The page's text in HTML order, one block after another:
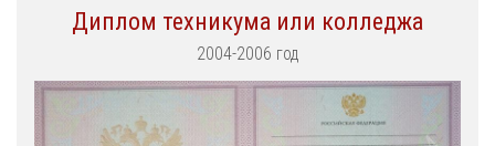
Диплом техникума или колледжа
2004-2006 год